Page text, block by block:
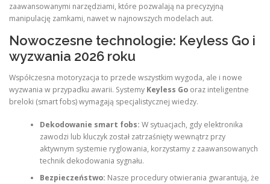
zaawansowanymi narzędziami, które pozwalają na precyzyjną
manipulację zamkami, nawet w najnowszych modelach aut.
Nowoczesne technologie: Keyless Go i
wyzwania 2026 roku
Współczesna motoryzacja to przede wszystkim wygoda, ale i nowe
wyzwania w przypadku awarii. Systemy Keyless Go oraz inteligentne
breloki (smart fobs) wymagają specjalistycznej wiedzy.
Dekodowanie smart fobs: W sytuacjach, gdy elektronika
zawodzi lub kluczyk został zatrzaśnięty wewnątrz przy
aktywnym systemie ryglowania, korzystamy z zaawansowanych
technik dekodowania sygnału.
Bezpieczeństwo: Nasze procedury otwierania gwarantują, że